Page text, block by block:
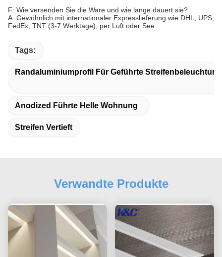
F: Wie versenden Sie die Ware und wie lange dauert sie?
A: Gewöhnlich mit internationaler Expresslieferung wie DHL, UPS,
FedEx, TNT (3-7 Werktage), per Luft oder See
Tags:
Randaluminiumprofil Für Geführte Streifenbeleuchtung
Anodized Führte Helle Wohnung
Streifen Vertieft
Verwandte Produkte